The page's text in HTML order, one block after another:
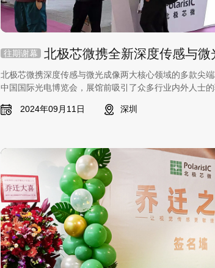
往期谢幕
北极芯微携深度传感与微光成像两大核心领域的多款尖
中国国际光电博览会，展馆前吸引了众多行业内外人士
2024年09月11日
深圳